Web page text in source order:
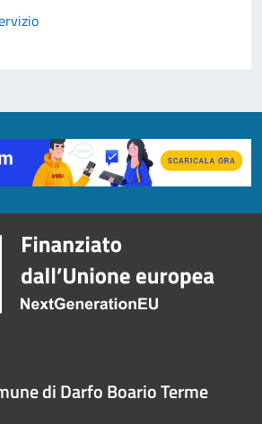
di Darfo Boario Terme